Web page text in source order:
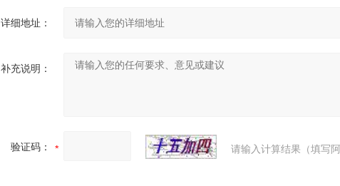
详细地址：
补充说明：
验证码： 请输入计算结果（填写